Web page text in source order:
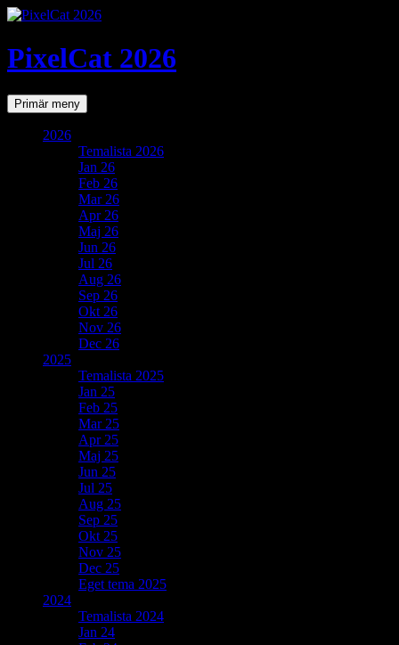
PixelCat 2026
SökPrimär meny Gå
till
2026
Temalista 2026
Jan 26
Feb 26
Mar 26
Apr 26
Maj 26
Jun 26
Jul 26
Aug 26
Sep 26
Okt 26
Nov 26
Dec 26
2025
Temalista 2025
Jan 25
Feb 25
Mar 25
Apr 25
Maj 25
Jun 25
Jul 25
Aug 25
Sep 25
Okt 25
Nov 25
Dec 25
Eget tema 2025
2024
Temalista 2024
Jan 24